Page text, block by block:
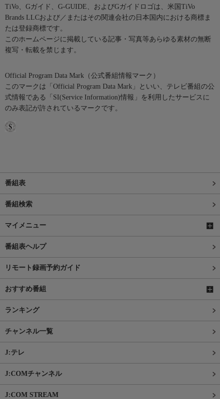
TiVo、Gガイド、G-GUIDE、およびGガイドロゴは、米国TiVo
Brands LLCおよび／またはその関連会社の日本国内における商標ま
たは登録商標です。
このホームページに掲載している記事・写真等あらゆる素材の無断
複写・転載を禁じます。
Official Program Data Mark（公式番組情報マーク）
このマークは「Official Program Data Mark」といい、テレビ番組の公
式情報である「SI(Service Information)情報」を利用したサービスに
のみ表記が許されているマークです。
番組表
番組検索
マイメニュー
番組表ヘルプ
リモート録画予約ガイド
おすすめ番組
ランキング
チャンネル一覧
J:テレ
J:COMチャンネル
J:COM STREAM